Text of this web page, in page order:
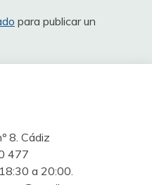
para publicar un
8. Cádiz
477
a 20:00.